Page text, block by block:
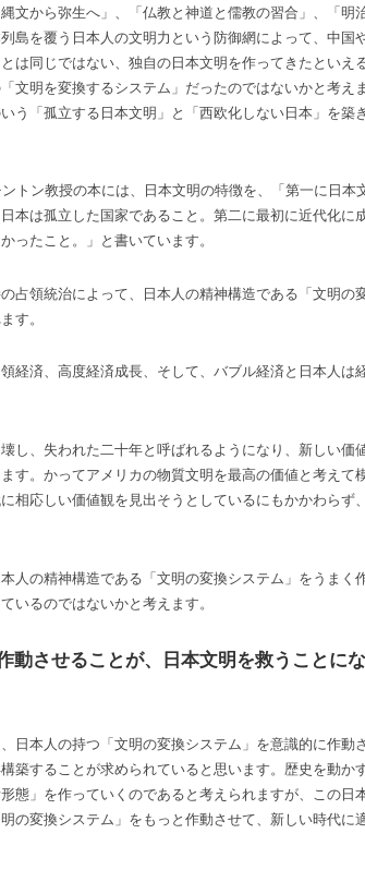
文から弥生へ」、「仏教と神道と儒教の習合」、「明
島を覆う日本人の文明力という防御網によって、中国
は同じではない、独自の日本文明を作ってきたといえ
文明を変換するシステム」だったのではないかと考え
う「孤立する日本文明」と「西欧化しない日本」を築
トン教授の本には、日本文明の特徴を、「第一に日本
本は孤立した国家であること。第二に最初に近代化に
ったこと。」と書いています。
占領統治によって、日本人の精神構造である「文明の
す。
経済、高度経済成長、そして、バブル経済と日本人は
し、失われた二十年と呼ばれるようになり、新しい価
す。かってアメリカの物質文明を最高の価値と考えて
相応しい価値観を見出そうとしているにもかかわらず
人の精神構造である「文明の変換システム」をうまく
いるのではないかと考えます。
動させることが、日本文明を救うことに
日本人の持つ「文明の変換システム」を意識的に作動
築することが求められていると思います。歴史を動か
態」を作っていくのであると考えられますが、この日
の変換システム」をもっと作動させて、新しい時代に